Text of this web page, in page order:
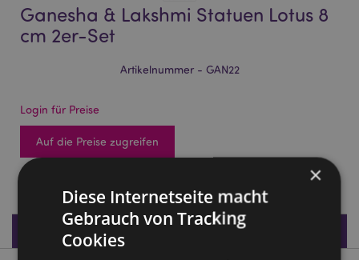
Ganesha & Lakshmi Statuen Lotus 8
cm 2er-Set
Artikelnummer - GAN22
Login für Preise
Auf die Preise zugreifen
78 auf Lager
Produktdaten
×
Diese Internetseite macht
Gebrauch von Tracking
Cookies